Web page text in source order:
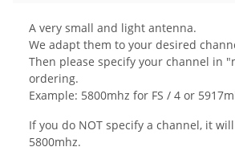
A very small and light antenna.
We adapt them to your desired
Then please specify your channel in
ordering.
Example: 5800mhz for FS / 4 or
If you do NOT specify a channel, it
5800mhz.